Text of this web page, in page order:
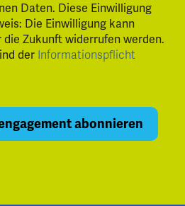
Daten. Diese Einwilligung
Die Einwilligung kann
Zukunft widerrufen werden.
der Informationspflicht